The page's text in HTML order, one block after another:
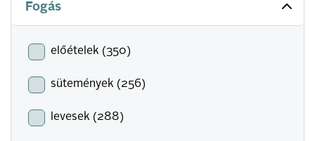
Fogás
előételek (350)
sütemények (256)
levesek (288)